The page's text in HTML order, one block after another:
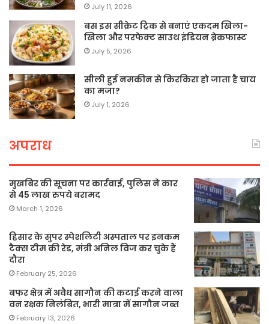
July 11, 2026
बस इस सीक्रेट ट्रिक से बनाएं एकदम खिला-
खिला और परफेक्ट साउथ इंडियन ब्रेकफास्ट
July 5, 2026
सीली हुई नमकीन से किरकिरा हो जाता है चाय
का मजा?
July 1, 2026
अपराध
मुखबिर की सूचना पर कार्रवाई, पुलिस ने कार
से 45 लाख रुपये बरामद
March 1, 2026
हिसार के सुपर स्पेशलिटी अस्पताल पर इनकम
टैक्स टीम की रेड, मंत्री अनिल विज कर चुके हैं
दौरा
February 25, 2026
बफर क्षेत्र में अवैध सागौन की कटाई करने वाला
वन रक्षक निलंबित, भारी मात्रा में सागौन जब्त
February 13, 2026